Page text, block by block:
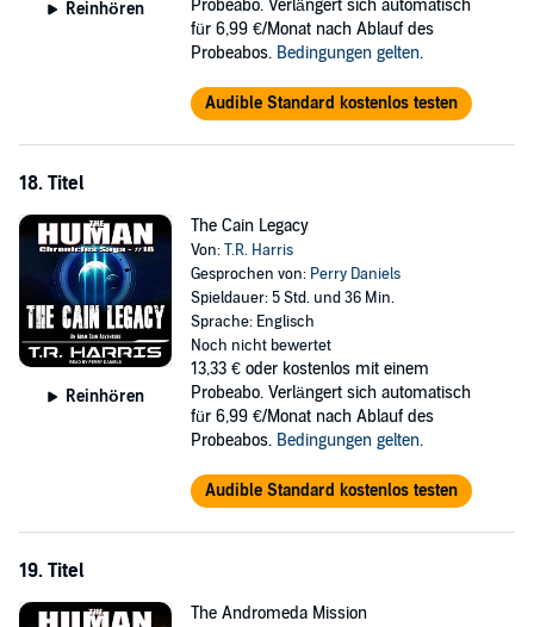
Reinhören
Probeabo. Verlängert sich automatisch
für 6,99 €/Monat nach Ablauf des
Probeabos. Bedingungen gelten.
Audible Standard kostenlos testen
18. Titel
Reinhören
The Cain Legacy
Von:T.R. Harris
Gesprochen von: Perry Daniels
Spieldauer: 5 Std. und 36 Min.
Sprache: Englisch
Noch nicht bewertet
13,33 € oder kostenlos mit einem
Probeabo. Verlängert sich automatisch
für 6,99 €/Monat nach Ablauf des
Probeabos. Bedingungen gelten.
Audible Standard kostenlos testen
19. Titel
The Andromeda Mission